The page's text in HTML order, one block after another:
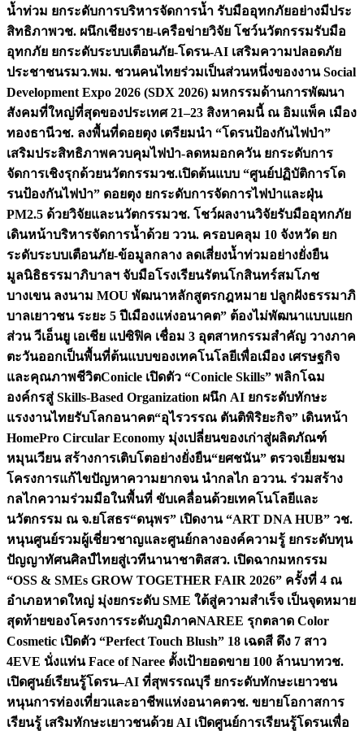
น้ำท่วม ยกระดับการบริหารจัดการน้ำ รับมืออุทกภัยอย่างมีประ
สิทธิภาพวช. ผนึกเชียงราย-เครือข่ายวิจัย โชว์นวัตกรรมรับมือ
อุทกภัย ยกระดับระบบเตือนภัย-โดรน-AI เสริมความปลอดภัย
ประชาชนรมว.พม. ชวนคนไทยร่วมเป็นส่วนหนึ่งของงาน Social
Development Expo 2026 (SDX 2026) มหกรรมด้านการพัฒนา
สังคมที่ใหญ่ที่สุดของประเทศ 21–23 สิงหาคมนี้ ณ อิมแพ็ค เมือง
ทองธานีวช. ลงพื้นที่ดอยตุง เตรียมนำ “โดรนป้องกันไฟป่า”
เสริมประสิทธิภาพควบคุมไฟป่า-ลดหมอกควัน ยกระดับการ
จัดการเชิงรุกด้วยนวัตกรรมวช.เปิดต้นแบบ “ศูนย์ปฏิบัติการโด
รนป้องกันไฟป่า” ดอยตุง ยกระดับการจัดการไฟป่าและฝุ่น
PM2.5 ด้วยวิจัยและนวัตกรรมวช. โชว์ผลงานวิจัยรับมืออุทกภัย
เดินหน้าบริหารจัดการน้ำด้วย ววน. ครอบคลุม 10 จังหวัด ยก
ระดับระบบเตือนภัย-ข้อมูลกลาง ลดเสี่ยงน้ำท่วมอย่างยั่งยืน
มูลนิธิธรรมาภิบาลฯ จับมือโรงเรียนรัตนโกสินทร์สมโภช
บางเขน ลงนาม MOU พัฒนาหลักสูตรกฎหมาย ปลูกฝังธรรมาภิ
บาลเยาวชน ระยะ 5 ปีเมืองแห่งอนาคต” ต้องไม่พัฒนาแบบแยก
ส่วน วีเอ็นยู เอเชีย แปซิฟิค เชื่อม 3 อุตสาหกรรมสำคัญ วางภาค
ตะวันออกเป็นพื้นที่ต้นแบบของเทคโนโลยีเพื่อเมือง เศรษฐกิจ
และคุณภาพชีวิตConicle เปิดตัว “Conicle Skills” พลิกโฉม
องค์กรสู่ Skills-Based Organization ผนึก AI ยกระดับทักษะ
แรงงานไทยรับโลกอนาคต“อุไรวรรณ ตันติพิริยะกิจ” เดินหน้า
HomePro Circular Economy มุ่งเปลี่ยนของเก่าสู่ผลิตภัณฑ์
หมุนเวียน สร้างการเติบโตอย่างยั่งยืน“ยศชนัน” ตรวจเยี่ยมชม
โครงการแก้ไขปัญหาความยากจน นำกลไก อววน. ร่วมสร้าง
กลไกความร่วมมือในพื้นที่ ขับเคลื่อนด้วยเทคโนโลยีและ
นวัตกรรม ณ จ.ยโสธร“ดนุพร” เปิดงาน “ART DNA HUB” วช.
หนุนศูนย์รวมผู้เชี่ยวชาญและศูนย์กลางองค์ความรู้ ยกระดับทุน
ปัญญาทัศนศิลป์ไทยสู่เวทีนานาชาติสสว. เปิดฉากมหกรรม
“OSS & SMEs GROW TOGETHER FAIR 2026” ครั้งที่ 4 ณ
อำเภอหาดใหญ่ มุ่งยกระดับ SME ใต้สู่ความสำเร็จ เป็นจุดหมาย
สุดท้ายของโครงการระดับภูมิภาคNAREE รุกตลาด Color
Cosmetic เปิดตัว “Perfect Touch Blush” 18 เฉดสี ดึง 7 สาว
4EVE นั่งแท่น Face of Naree ตั้งเป้ายอดขาย 100 ล้านบาทวช.
เปิดศูนย์เรียนรู้โดรน–AI ที่สุพรรณบุรี ยกระดับทักษะเยาวชน
หนุนการท่องเที่ยวและอาชีพแห่งอนาคตวช. ขยายโอกาสการ
เรียนรู้ เสริมทักษะเยาวชนด้วย AI เปิดศูนย์การเรียนรู้โดรนเพื่อ